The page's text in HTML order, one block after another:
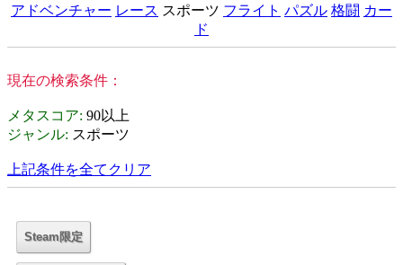
アドベンチャー レース スポーツ フライト パズル 格闘 カー
ド
現在の検索条件：
メタスコア: 90以上
ジャンル: スポーツ
上記条件を全てクリア